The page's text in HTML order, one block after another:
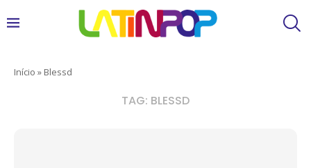
Início » Blessd
TAG: BLESSD